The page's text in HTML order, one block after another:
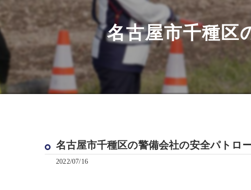
名古屋市千種区
名古屋市千種区の警備会社の安全パトロ
2022/07/16